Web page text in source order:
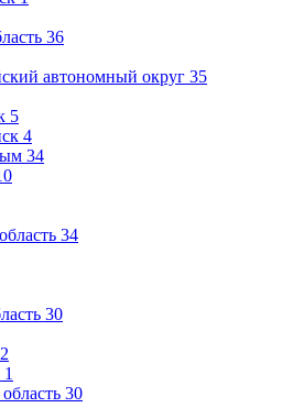
36
автономный округ 35
5
4
34
34
30
2
1
30